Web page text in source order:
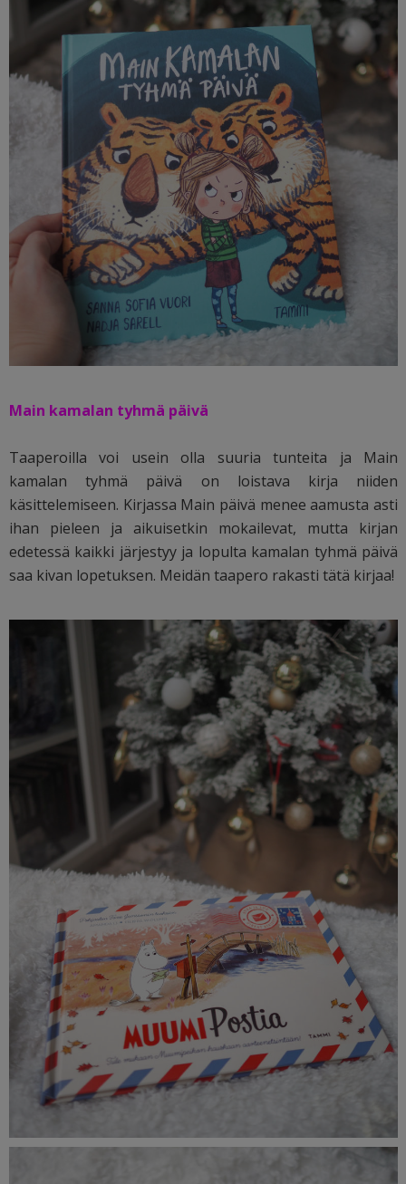
Main kamalan tyhmä päivä
Taaperoilla voi usein olla suuria tunteita ja Main
kamalan tyhmä päivä on loistava kirja niiden
käsittelemiseen. Kirjassa Main päivä menee aamusta asti
ihan pieleen ja aikuisetkin mokailevat, mutta kirjan
edetessä kaikki järjestyy ja lopulta kamalan tyhmä päivä
saa kivan lopetuksen. Meidän taapero rakasti tätä kirjaa!